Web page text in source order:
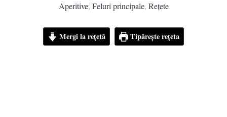
Aperitive, Feluri principale, Rețete
Mergi la rețetă Tipărește rețeta